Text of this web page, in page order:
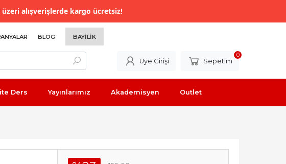
alışverişlerde kargo ücretsiz!
BLOG BAYILIK
Üye Girişi Sepetim
0
Ders Yayınlarımız Akademisyen Outlet